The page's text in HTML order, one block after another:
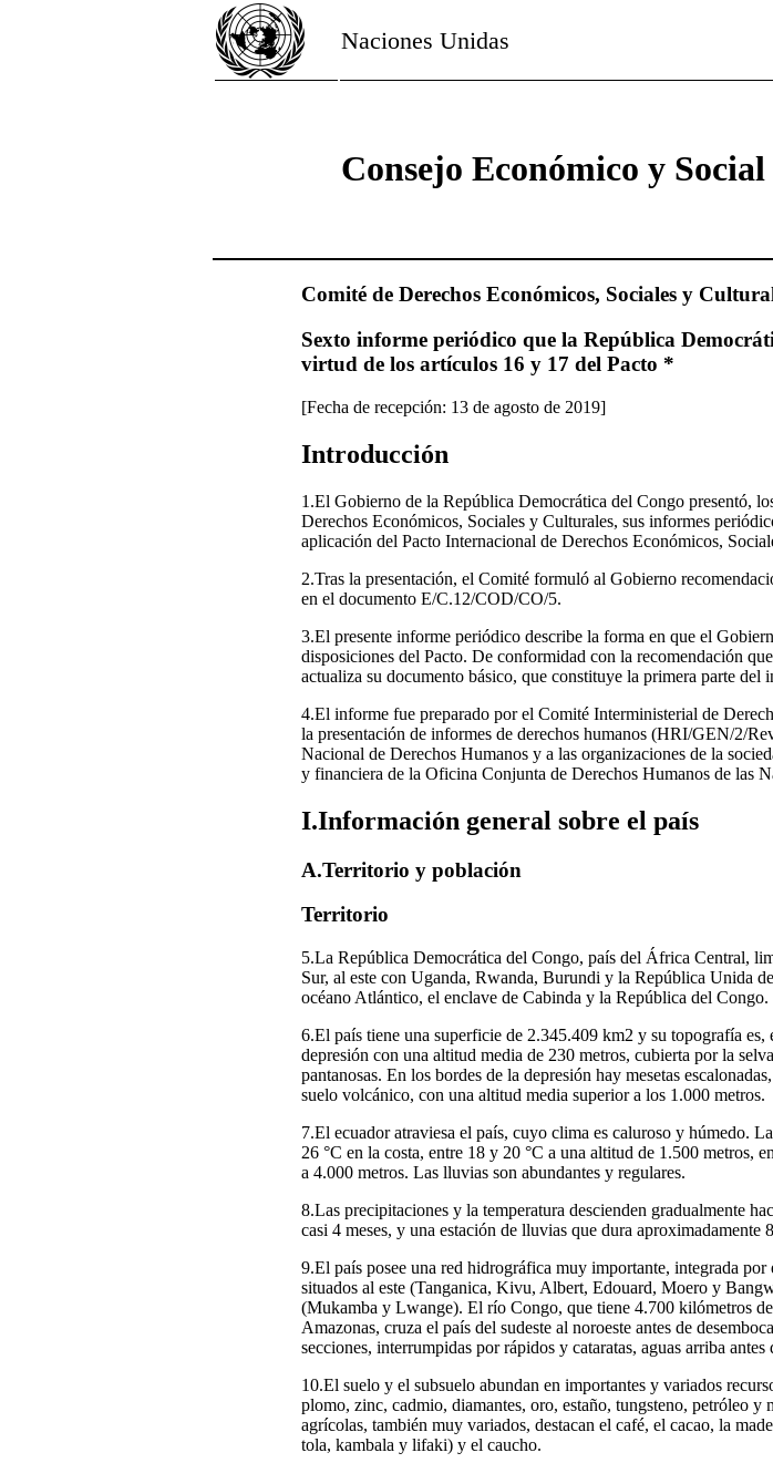
Naciones Unidas
Consejo Económico y Social
Comité de Derechos Económicos, Sociales y
Sexto informe periódico que la República
virtud de los artículos 16 y 17 del Pacto *
[Fecha de recepción: 13 de agosto de 2019]
Introducción
1.El Gobierno de la República Democrática del Congo presentó,
Derechos Económicos, Sociales y Culturales, sus informes
aplicación del Pacto Internacional de Derechos Económicos,
2.Tras la presentación, el Comité formuló al Gobierno
en el documento E/C.12/COD/CO/5.
3.El presente informe periódico describe la forma en que el
disposiciones del Pacto. De conformidad con la recomendación
actualiza su documento básico, que constituye la primera parte del
4.El informe fue preparado por el Comité Interministerial de
la presentación de informes de derechos humanos (HRI/GEN/2/
Nacional de Derechos Humanos y a las organizaciones de la
y financiera de la Oficina Conjunta de Derechos Humanos de las
I.Información general sobre el país
A.Territorio y población
Territorio
5.La República Democrática del Congo, país del África Central,
Sur, al este con Uganda, Rwanda, Burundi y la República Unida
océano Atlántico, el enclave de Cabinda y la República del Congo.
6.El país tiene una superficie de 2.345.409 km2 y su topografía
depresión con una altitud media de 230 metros, cubierta por la
pantanosas. En los bordes de la depresión hay mesetas
suelo volcánico, con una altitud media superior a los 1.000 metros.
7.El ecuador atraviesa el país, cuyo clima es caluroso y húmedo.
26 °C en la costa, entre 18 y 20 °C a una altitud de 1.500 metros,
a 4.000 metros. Las lluvias son abundantes y regulares.
8.Las precipitaciones y la temperatura descienden gradualmente
casi 4 meses, y una estación de lluvias que dura aproximadamente
9.El país posee una red hidrográfica muy importante, integrada
situados al este (Tanganica, Kivu, Albert, Edouard, Moero y
(Mukamba y Lwange). El río Congo, que tiene 4.700 kilómetros
Amazonas, cruza el país del sudeste al noroeste antes de
secciones, interrumpidas por rápidos y cataratas, aguas arriba
10.El suelo y el subsuelo abundan en importantes y variados
plomo, zinc, cadmio, diamantes, oro, estaño, tungsteno, petróleo y
agrícolas, también muy variados, destacan el café, el cacao, la
tola, kambala y lifaki) y el caucho.